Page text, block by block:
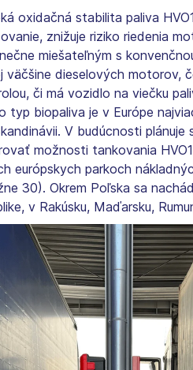
oxidačná stabilita paliva
znižuje riziko riedenia
miešateľným s
väčšine dieselových motorov,
či má vozidlo na viečku
typ biopaliva je v Európe
V budúcnosti
možnosti tankovania
európskych parkoch
30). Okrem Poľska sa
v Rakúsku, Maďarsku,